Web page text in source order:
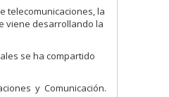
telecomunicaciones, la
viene desarrollando la
se ha compartido
y Comunicación.